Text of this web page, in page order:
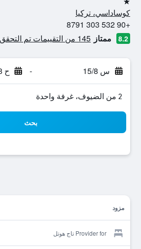
نجمة واحدة
كوساداسي، تركيا
+90 532 303 8791
8.2 ممتاز 145 من التقييمات تم التحقق منها
س 15/8 - ح 16/8
2 من الضيوف، غرفة واحدة
بحث
مزود
Provider for تاج هوتل